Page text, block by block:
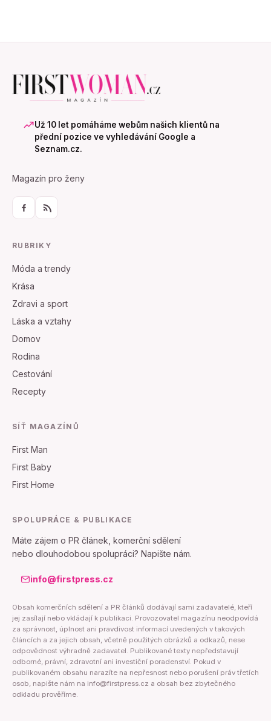
Už 10 let pomáháme webům našich klientů na
přední pozice ve vyhledávání Google a
Seznam.cz.
Magazín pro ženy
RUBRIKY
Móda a trendy
Krása
Zdravi a sport
Láska a vztahy
Domov
Rodina
Cestování
Recepty
SÍŤ MAGAZÍNŮ
First Man
First Baby
First Home
SPOLUPRÁCE & PUBLIKACE
Máte zájem o PR článek, komerční sdělení
nebo dlouhodobou spolupráci? Napište nám.
info@firstpress.cz
Obsah komerčních sdělení a PR článků dodávají sami zadavatelé, kteří
jej zasílají nebo vkládají k publikaci. Provozovatel magazínu neodpovídá
za správnost, úplnost ani pravdivost informací uvedených v takových
článcích a za jejich obsah, včetně použitých obrázků a odkazů, nese
odpovědnost výhradně zadavatel. Publikované texty nepředstavují
odborné, právní, zdravotní ani investiční poradenství. Pokud v
publikovaném obsahu narazíte na nepřesnost nebo porušení práv třetích
osob, napište nám na info@firstpress.cz a obsah bez zbytečného
odkladu prověříme.